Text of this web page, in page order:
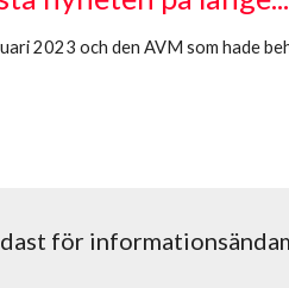
2023 och den AVM som hade
för